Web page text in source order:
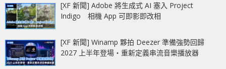
[XF 新聞] Adobe 將生成式 AI 塞入 Project
Indigo 相機 App 可即影即改相
[XF 新聞] Winamp 夥拍 Deezer 準備強勢回歸
2027 上半年登場‧重新定義串流音樂播放器